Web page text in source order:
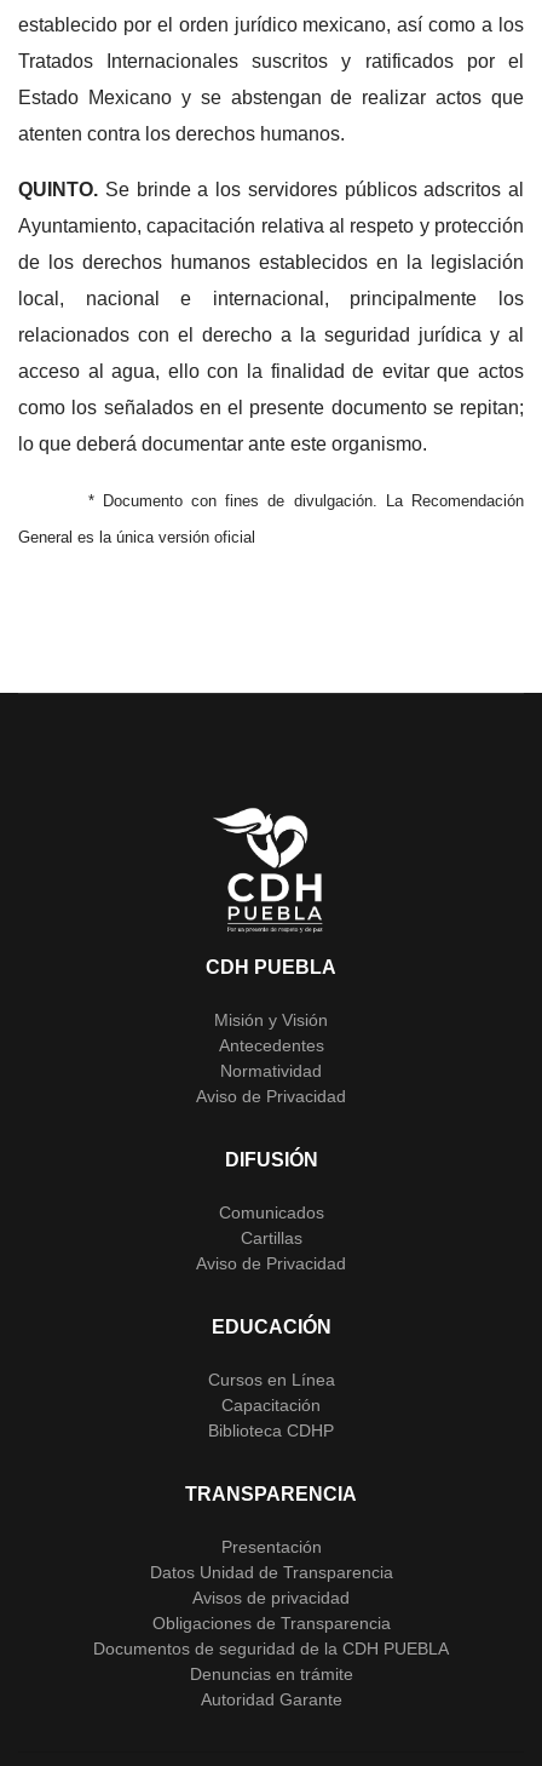
establecido por el orden jurídico mexicano, así como a los
Tratados Internacionales suscritos y ratificados por el
Estado Mexicano y se abstengan de realizar actos que
atenten contra los derechos humanos.
QUINTO. Se brinde a los servidores públicos adscritos al
Ayuntamiento, capacitación relativa al respeto y protección
de los derechos humanos establecidos en la legislación
local, nacional e internacional, principalmente los
relacionados con el derecho a la seguridad jurídica y al
acceso al agua, ello con la finalidad de evitar que actos
como los señalados en el presente documento se repitan;
lo que deberá documentar ante este organismo.
* Documento con fines de divulgación. La Recomendación
General es la única versión oficial
CDH PUEBLA
Misión y Visión
Antecedentes
Normatividad
Aviso de Privacidad
DIFUSIÓN
Comunicados
Cartillas
Aviso de Privacidad
EDUCACIÓN
Cursos en Línea
Capacitación
Biblioteca CDHP
TRANSPARENCIA
Presentación
Datos Unidad de Transparencia
Avisos de privacidad
Obligaciones de Transparencia
Documentos de seguridad de la CDH PUEBLA
Denuncias en trámite
Autoridad Garante